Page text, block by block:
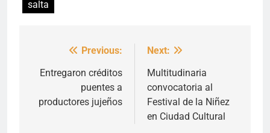
salta
Navegación
de
entradas
Previous:
Entregaron créditos
puentes a
productores jujeños
Next:
Multitudinaria
convocatoria al
Festival de la Niñez
en Ciudad Cultural